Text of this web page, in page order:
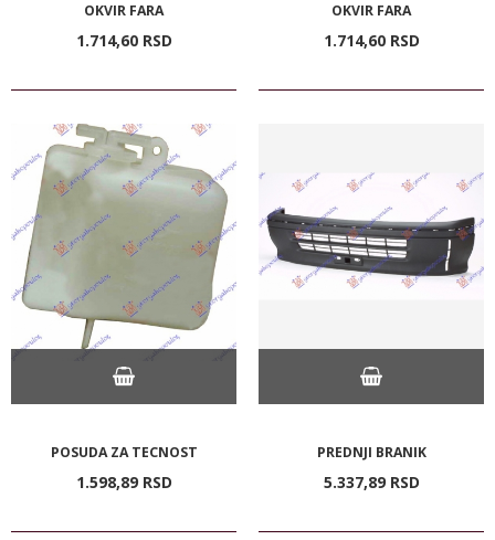
OKVIR FARA
1.714,60 RSD
OKVIR FARA
1.714,60 RSD
POSUDA ZA TECNOST
1.598,89 RSD
PREDNJI BRANIK
5.337,89 RSD